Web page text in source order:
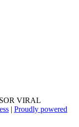
VIRAL
| Proudly powered